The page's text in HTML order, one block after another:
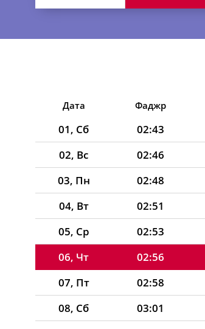
Дата Фаджр
01, Сб 02:43
02, Вс
02:46
03, Пн
02:48
04, Вт
02:51
05, Ср
02:53
06, Чт
02:56
07, Пт
02:58
08, Сб
03:01